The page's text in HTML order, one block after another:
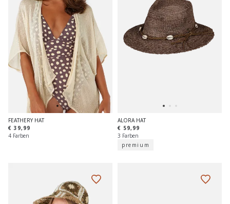
FEATHERY HAT
€ 39,99
4 Farben
ALORA HAT
€ 59,99
3 Farben
premium